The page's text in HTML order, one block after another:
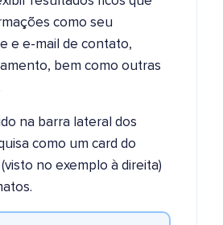
como seu
e e-mail de contato,
bem como outras
na barra lateral dos
como um card do
no exemplo à direita)